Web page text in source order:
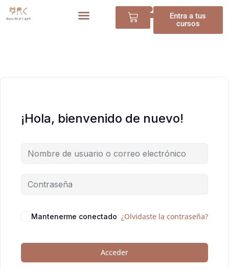
Entra a tus
cursos
¡Hola, bienvenido de nuevo!
Mantenerme conectado ¿Olvidaste la contraseña?
Acceder